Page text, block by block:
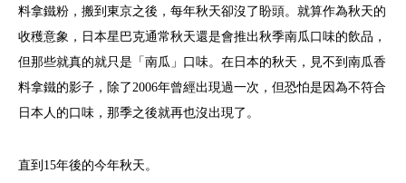
料拿鐵粉，搬到東京之後，每年秋天卻沒了盼頭。就算作為秋天的
收穫意象，日本星巴克通常秋天還是會推出秋季南瓜口味的飲品，
但那些就真的就只是「南瓜」口味。在日本的秋天，見不到南瓜香
料拿鐵的影子，除了2006年曾經出現過一次，但恐怕是因為不符合
日本人的口味，那季之後就再也沒出現了。
直到15年後的今年秋天。